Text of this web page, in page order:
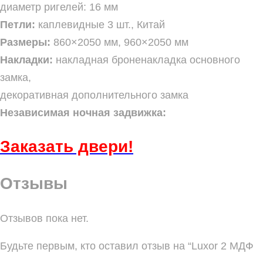
диаметр ригелей: 16 мм
Петли: каплевидные 3 шт., Китай
Размеры: 860×2050 мм, 960×2050 мм
Накладки: накладная броненакладка основного
замка,
декоративная дополнительного замка
Независимая ночная задвижка:
Заказать двери!
Отзывы
Отзывов пока нет.
Будьте первым, кто оставил отзыв на “Luxor 2 МДФ